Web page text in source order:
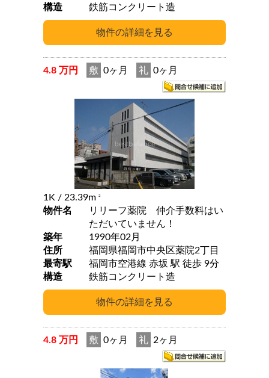
構造
鉄筋コンクリート造
4.8 万円 敷 0ヶ月 礼 0ヶ月
1K / 23.39m 2
物件名
リリーフ薬院 仲介手数料はい
ただいていません！
築年
1990年02月
住所
福岡県福岡市中央区薬院2丁目
最寄駅
福岡市空港線 赤坂 駅 徒歩 9分
構造
鉄筋コンクリート造
4.8 万円 敷 0ヶ月 礼 2ヶ月